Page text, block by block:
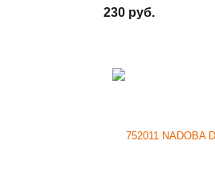
230 руб.